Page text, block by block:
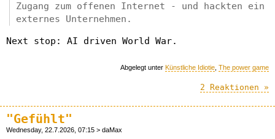
Zugang zum offenen Internet - und hackten ein
externes Unternehmen.
Next stop: AI driven World War.
Abgelegt unter Künstliche Idiotie The power game
2 Reaktionen »
"Gefühlt"
Wednesday, 22.7.2026, 07:15 > daMax